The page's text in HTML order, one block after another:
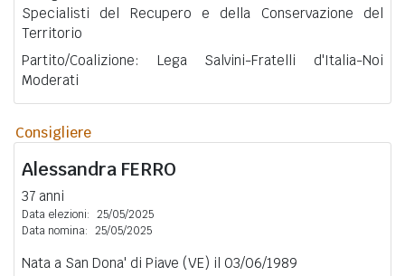
Specialisti del Recupero e della Conservazione del
Territorio
Partito/Coalizione: Lega Salvini-Fratelli d'Italia-Noi
Moderati
Consigliere
Alessandra FERRO
37 anni
Data elezioni: 25/05/2025
Data nomina: 25/05/2025
Nata a San Dona' di Piave (VE) il 03/06/1989